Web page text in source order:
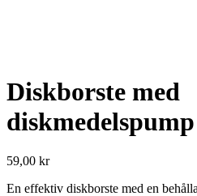
Diskborste med
diskmedelspump
59,00 kr
En effektiv diskborste med en